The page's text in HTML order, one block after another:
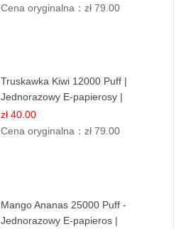
Cena oryginalna：zł 79.00
Truskawka Kiwi 12000 Puff |
Jednorazowy E-papierosy |
Owocowa Mieszanka
zł 40.00
Cena oryginalna：zł 79.00
Mango Ananas 25000 Puff -
Jednorazowy E-papieros |